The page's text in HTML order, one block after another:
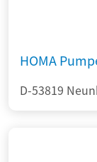
HOMA
D-53819